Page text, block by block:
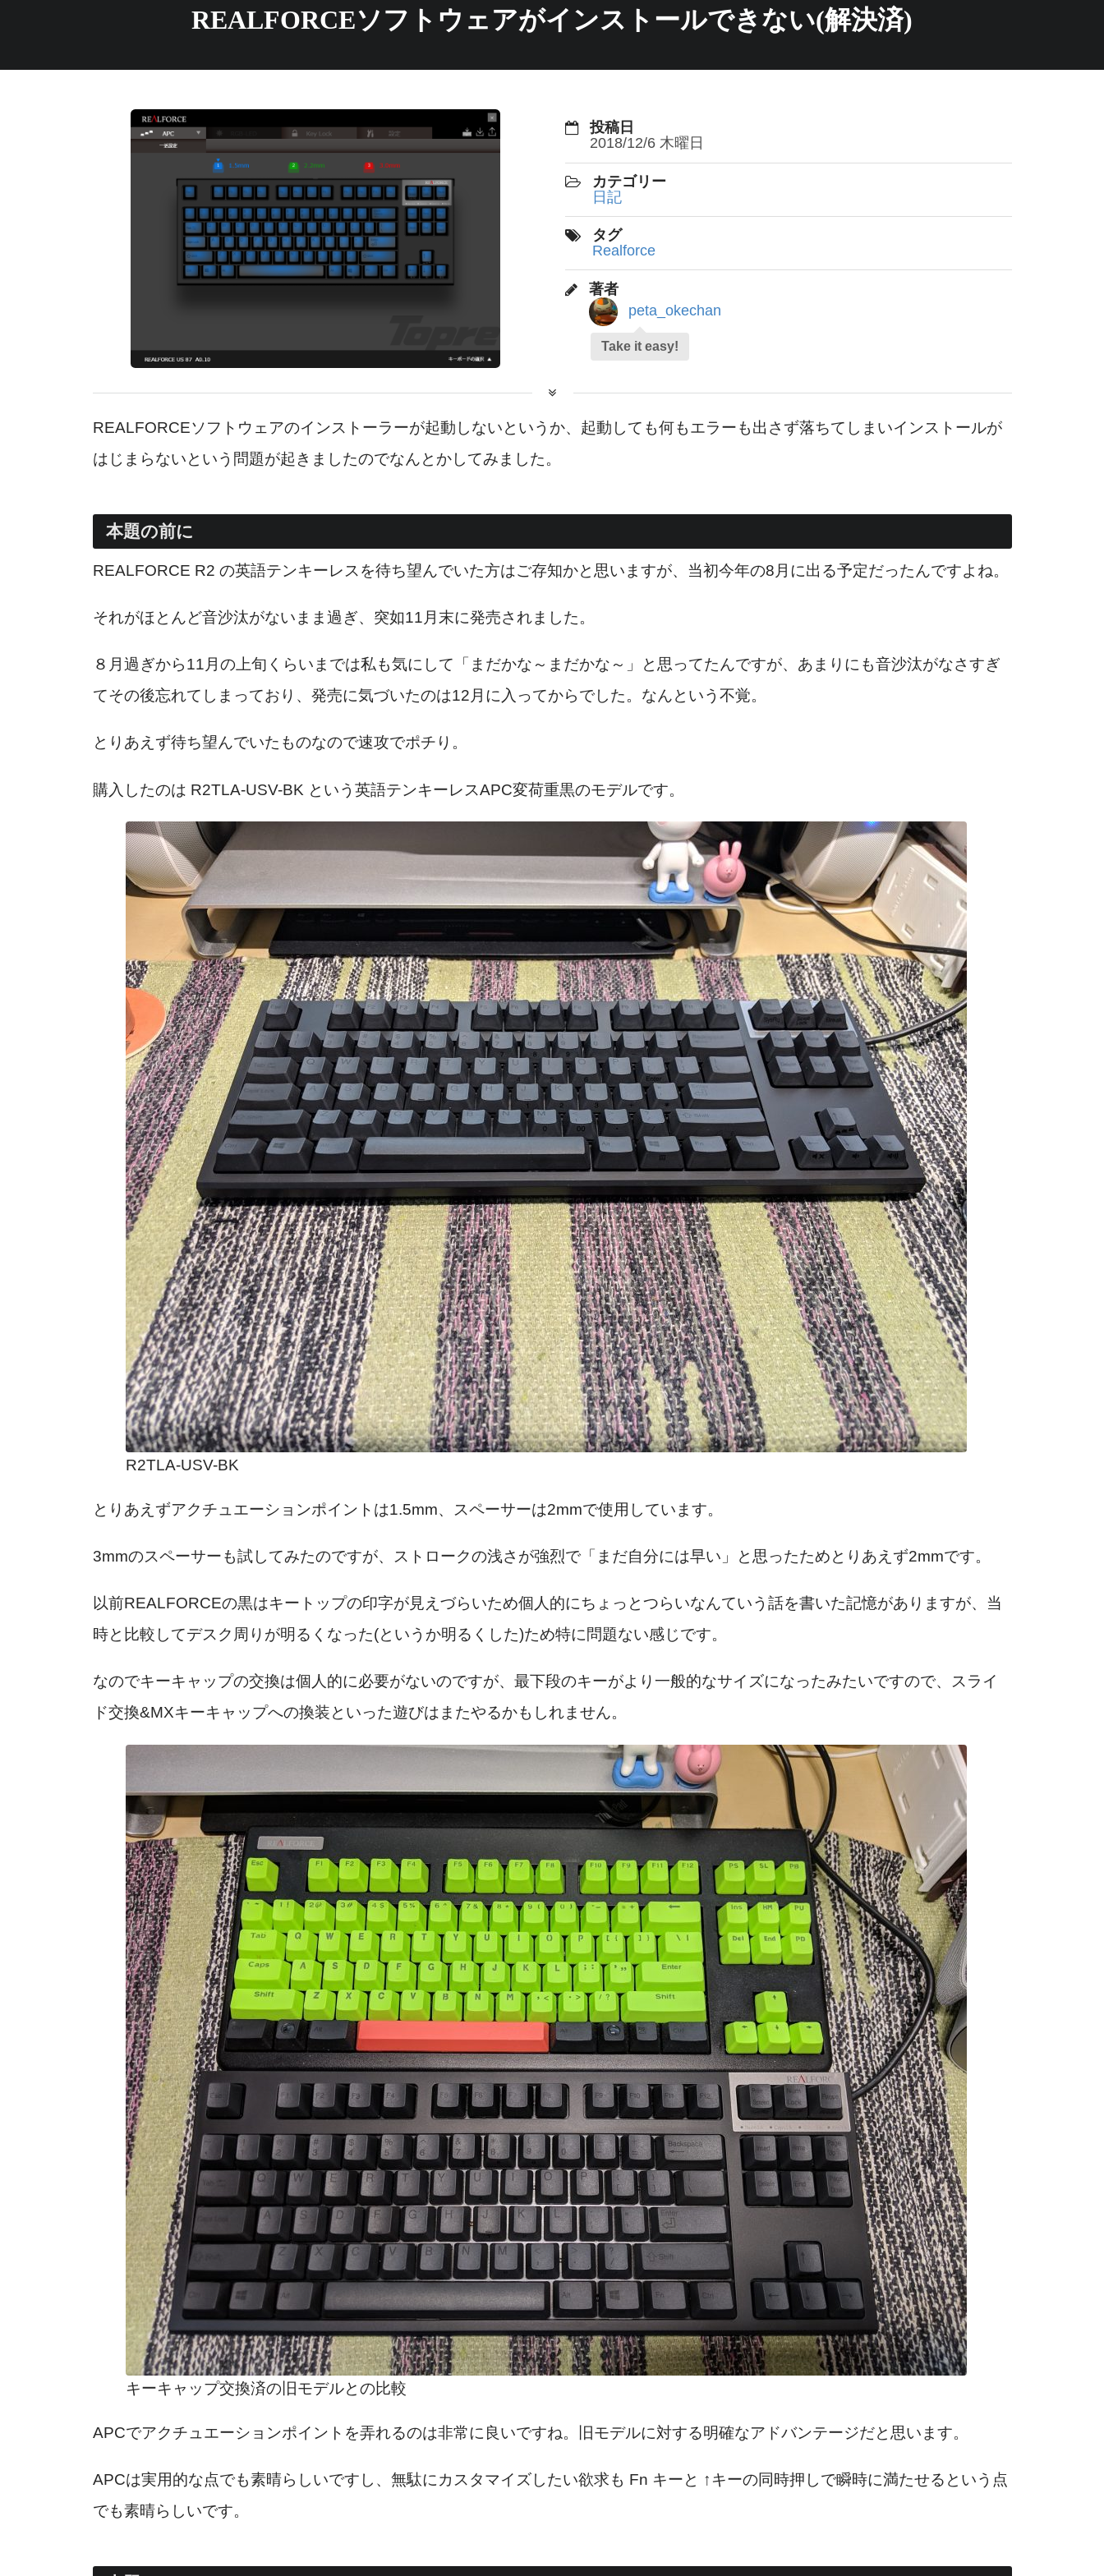
REALFORCEソフトウェアがインストールできない(解決済)
投稿日
2018/12/6 木曜日
カテゴリー
日記
タグ
Realforce
著者
peta_okechan
Take it easy!
REALFORCEソフトウェアのインストーラーが起動しないというか、起動しても何もエラーも出さず落ちてしまいインストールが
はじまらないという問題が起きましたのでなんとかしてみました。
本題の前に
REALFORCE R2 の英語テンキーレスを待ち望んでいた方はご存知かと思いますが、当初今年の8月に出る予定だったんですよね。
それがほとんど音沙汰がないまま過ぎ、突如11月末に発売されました。
８月過ぎから11月の上旬くらいまでは私も気にして「まだかな～まだかな～」と思ってたんですが、あまりにも音沙汰がなさすぎ
てその後忘れてしまっており、発売に気づいたのは12月に入ってからでした。なんという不覚。
とりあえず待ち望んでいたものなので速攻でポチり。
購入したのは R2TLA-USV-BK という英語テンキーレスAPC変荷重黒のモデルです。
R2TLA-USV-BK
とりあえずアクチュエーションポイントは1.5mm、スペーサーは2mmで使用しています。
3mmのスペーサーも試してみたのですが、ストロークの浅さが強烈で「まだ自分には早い」と思ったためとりあえず2mmです。
以前REALFORCEの黒はキートップの印字が見えづらいため個人的にちょっとつらいなんていう話を書いた記憶がありますが、当
時と比較してデスク周りが明るくなった(というか明るくした)ため特に問題ない感じです。
なのでキーキャップの交換は個人的に必要がないのですが、最下段のキーがより一般的なサイズになったみたいですので、スライ
ド交換&MXキーキャップへの換装といった遊びはまたやるかもしれません。
キーキャップ交換済の旧モデルとの比較
APCでアクチュエーションポイントを弄れるのは非常に良いですね。旧モデルに対する明確なアドバンテージだと思います。
APCは実用的な点でも素晴らしいですし、無駄にカスタマイズしたい欲求も Fn キーと ↑キーの同時押しで瞬時に満たせるという点
でも素晴らしいです。